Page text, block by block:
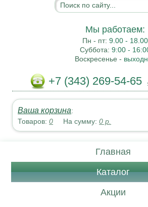
Мы работаем:
Пн - пт:9.00 - 18.00
Суббота:9:00 -
Воскресенье -
+7 (343) 269-54-65
Ваша корзина:
Товаров:0 На сумму:0 р.
Главная
Каталог
Акции